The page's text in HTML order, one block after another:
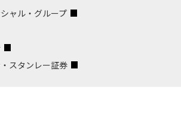
ャル・グループ
スタンレー証券